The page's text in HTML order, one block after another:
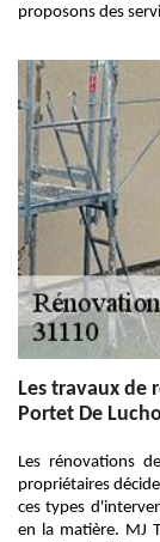
proposons des
Les travaux de
Portet De
Les rénovations
propriétaires
ces types
en la matière. MJ